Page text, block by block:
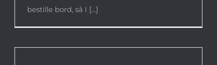
bestille bord, så I [...]
Pinsefrokost i Bøgeskoven